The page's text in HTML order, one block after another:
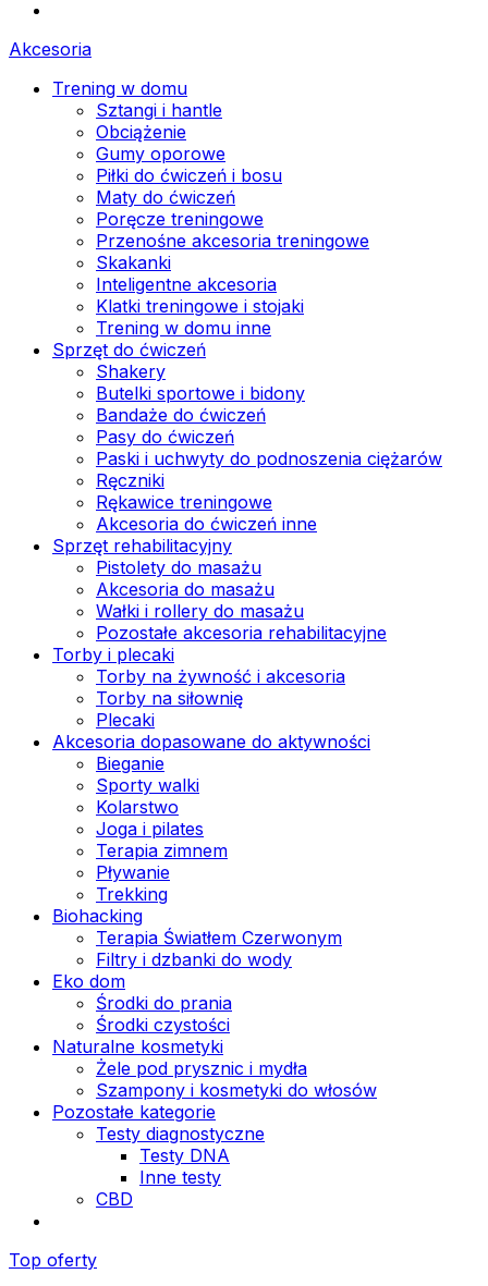
Akcesoria
Trening w domu
Sztangi i hantle
Obciążenie
Gumy oporowe
Piłki do ćwiczeń i bosu
Maty do ćwiczeń
Poręcze treningowe
Przenośne akcesoria treningowe
Skakanki
Inteligentne akcesoria
Klatki treningowe i stojaki
Trening w domu inne
Sprzęt do ćwiczeń
Shakery
Butelki sportowe i bidony
Bandaże do ćwiczeń
Pasy do ćwiczeń
Paski i uchwyty do podnoszenia ciężarów
Ręczniki
Rękawice treningowe
Akcesoria do ćwiczeń inne
Sprzęt rehabilitacyjny
Pistolety do masażu
Akcesoria do masażu
Wałki i rollery do masażu
Pozostałe akcesoria rehabilitacyjne
Torby i plecaki
Torby na żywność i akcesoria
Torby na siłownię
Plecaki
Akcesoria dopasowane do aktywności
Bieganie
Sporty walki
Kolarstwo
Joga i pilates
Terapia zimnem
Pływanie
Trekking
Biohacking
Terapia Światłem Czerwonym
Filtry i dzbanki do wody
Eko dom
Środki do prania
Środki czystości
Naturalne kosmetyki
Żele pod prysznic i mydła
Szampony i kosmetyki do włosów
Pozostałe kategorie
Testy diagnostyczne
Testy DNA
Inne testy
CBD
Top oferty